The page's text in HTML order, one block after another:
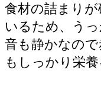
食材の詰まり
いるため、う
音も静かなの
もしっかり栄